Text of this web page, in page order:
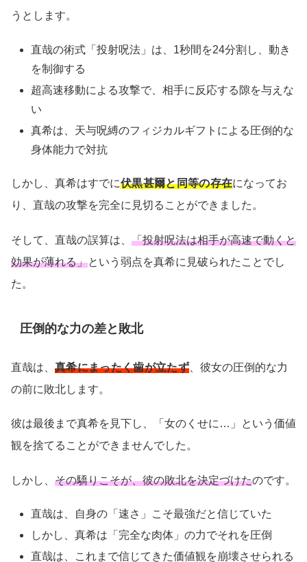
うとします。
直哉の術式「投射呪法」は、1秒間を24分割し、動き
を制御する
超高速移動による攻撃で、相手に反応する隙を与えな
い
真希は、天与呪縛のフィジカルギフトによる圧倒的な
身体能力で対抗
しかし、真希はすでに伏黒甚爾と同等の存在になってお
り、直哉の攻撃を完全に見切ることができました。
そして、直哉の誤算は、 「投射呪法は相手が高速で動くと
効果が薄れる」という弱点を真希に見破られたことでし
た。
圧倒的な力の差と敗北
直哉は、 真希にまったく歯が立たず、彼女の圧倒的な力
の前に敗北します。
彼は最後まで真希を見下し、「女のくせに…」という価値
観を捨てることができませんでした。
しかし、 その驕りこそが、彼の敗北を決定づけたのです。
直哉は、自身の「速さ」こそ最強だと信じていた
しかし、真希は「完全な肉体」の力でそれを圧倒
直哉は、これまで信じてきた価値観を崩壊させられる